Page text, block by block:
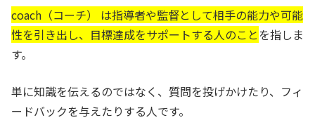
coach（コーチ） は指導者や監督として相手の能力や可能
性を引き出し、目標達成をサポートする人のことを指しま
す。
単に知識を伝えるのではなく、質問を投げかけたり、フィ
ードバックを与えたりする人です。